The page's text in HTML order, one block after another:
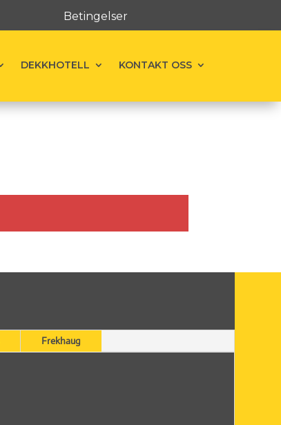
Betingelser
DEKKHOTELL KONTAKT OSS
Frekhaug